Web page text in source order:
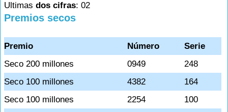
Ultimas dos cifras: 02
Premios secos
Premio Número
Serie
Seco 200 millones
0949
248
Seco 100 millones
4382
164
Seco 100 millones
2254
100